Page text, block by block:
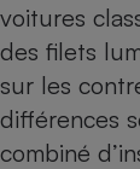
voitures
des filets
sur les
différences
combiné